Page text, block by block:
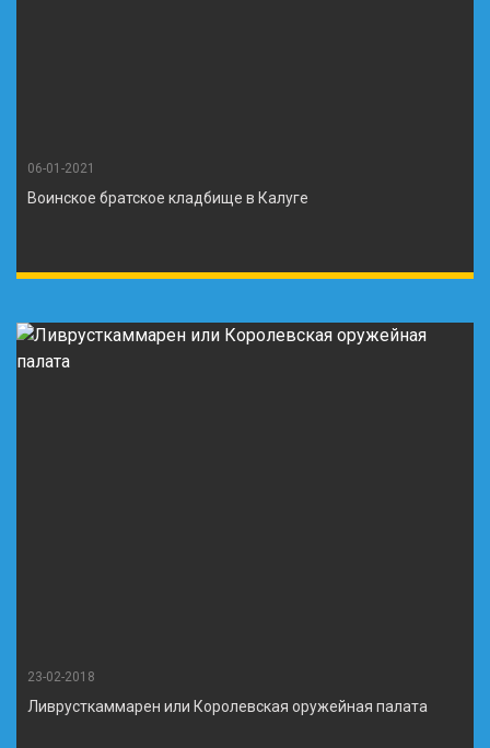
06-01-2021
Воинское братское кладбище в Калуге
23-02-2018
Ливрусткаммарен или Королевская оружейная палата